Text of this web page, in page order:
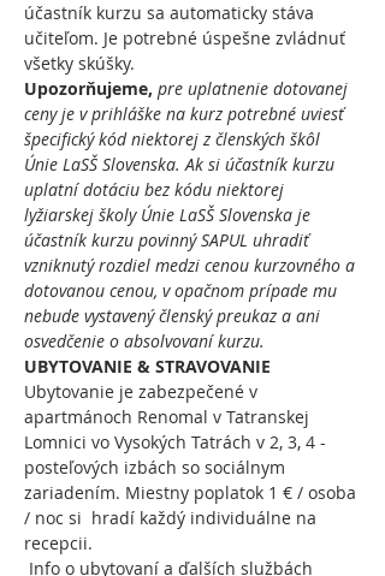
účastník kurzu sa automaticky stáva
učiteľom. Je potrebné úspešne zvládnuť
všetky skúšky.
Upozorňujeme, pre uplatnenie dotovanej
ceny je v prihláške na kurz potrebné uviesť
špecifický kód niektorej z členských škôl
Únie LaSŠ Slovenska. Ak si účastník kurzu
uplatní dotáciu bez kódu niektorej
lyžiarskej školy Únie LaSŠ Slovenska je
účastník kurzu povinný SAPUL uhradiť
vzniknutý rozdiel medzi cenou kurzovného a
dotovanou cenou, v opačnom prípade mu
nebude vystavený členský preukaz a ani
osvedčenie o absolvovaní kurzu.
UBYTOVANIE & STRAVOVANIE
Ubytovanie je zabezpečené v
apartmánoch Renomal v Tatranskej
Lomnici vo Vysokých Tatrách v 2, 3, 4 -
posteľových izbách so sociálnym
zariadením. Miestny poplatok 1 € / osoba
/ noc si  hradí každý individuálne na
recepcii.